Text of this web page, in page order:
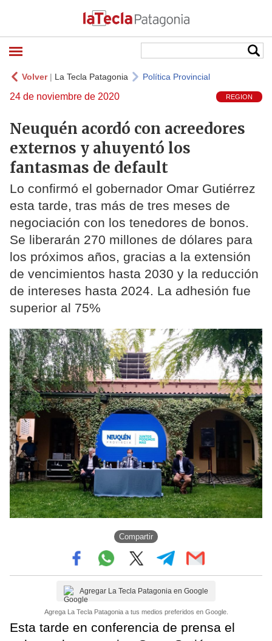
Volver| La Tecla Patagonia Política Provincial
24 de noviembre de 2020 REGION
Neuquén acordó con acreedores
externos y ahuyentó los
fantasmas de default
Lo confirmó el gobernador Omar Gutiérrez
esta tarde, tras más de tres meses de
negociación con los tenedores de bonos.
Se liberarán 270 millones de dólares para
los próximos años, gracias a la extensión
de vencimientos hasta 2030 y la reducción
de intereses hasta 2024. La adhesión fue
superior al 75%
Compartir
Agregar La Tecla Patagonia en Google
Agrega La Tecla Patagonia a tus medios preferidos en Google.
Esta tarde en conferencia de prensa el